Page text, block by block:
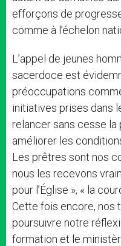
efforçons de
comme à l’échelon
L’appel de jeunes
sacerdoce est
préoccupations
initiatives prises dans
relancer sans cesse
améliorer les
Les prêtres sont nos
nous les recevons
pour l’Église », « la
Cette fois encore, nos
poursuivre notre
formation et le